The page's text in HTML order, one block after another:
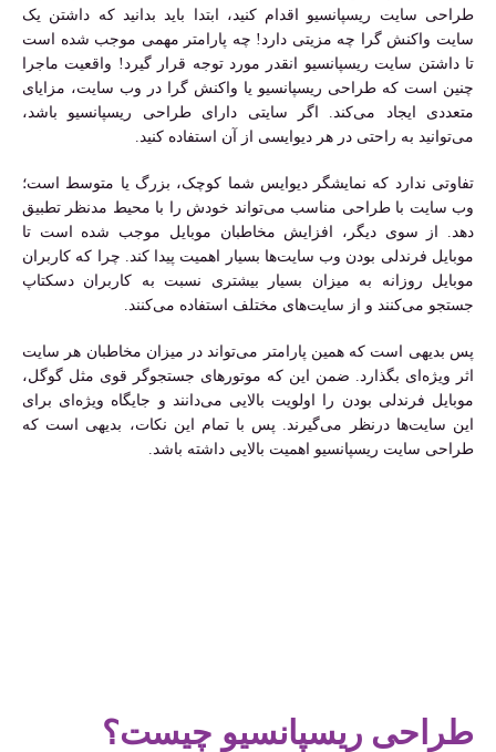
طراحی سایت ریسپانسیو اقدام کنید، ابتدا باید بدانید که داشتن یک
سایت واکنش گرا چه مزیتی دارد! چه پارامتر مهمی موجب شده است
تا داشتن سایت ریسپانسیو انقدر مورد توجه قرار گیرد! واقعیت ماجرا
چنین است که طراحی ریسپانسیو یا واکنش گرا در وب سایت، مزایای
متعددی ایجاد می‌کند. اگر سایتی دارای طراحی ریسپانسیو باشد،
می‌توانید به راحتی در هر دیوایسی از آن استفاده کنید.
تفاوتی ندارد که نمایشگر دیوایس شما کوچک، بزرگ یا متوسط است؛
وب سایت با طراحی مناسب می‌تواند خودش را با محیط مدنظر تطبیق
دهد. از سوی دیگر، افزایش مخاطبان موبایل موجب شده است تا
موبایل فرندلی بودن وب سایت‌ها بسیار اهمیت پیدا کند. چرا که کاربران
موبایل روزانه به میزان بسیار بیشتری نسبت به کاربران دسکتاپ
جستجو می‌کنند و از سایت‌های مختلف استفاده می‌کنند.
پس بدیهی است که همین پارامتر می‌تواند در میزان مخاطبان هر سایت
اثر ویژه‌ای بگذارد. ضمن این که موتورهای جستجوگر قوی مثل گوگل،
موبایل فرندلی بودن را اولویت بالایی می‌دانند و جایگاه ویژه‌ای برای
این سایت‌ها درنظر می‌گیرند. پس با تمام این نکات، بدیهی است که
طراحی سایت ریسپانسیو اهمیت بالایی داشته باشد.
طراحی ریسپانسیو چیست؟